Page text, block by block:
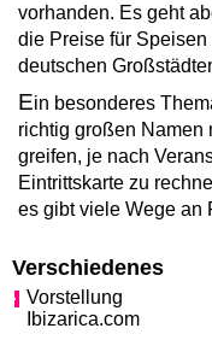
vorhanden. Es geht
die Preise für
deutschen
Ein besonderes
richtig großen Namen
greifen, je nach
Eintrittskarte zu
es gibt viele Wege an
Verschiedenes
Vorstellung
Ibizarica.com